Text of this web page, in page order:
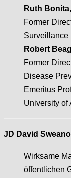
Ruth
Former
Surveillance
Robert
Former
Disease
Emeritus
University of
JD David
Wirksame
öffentlichen